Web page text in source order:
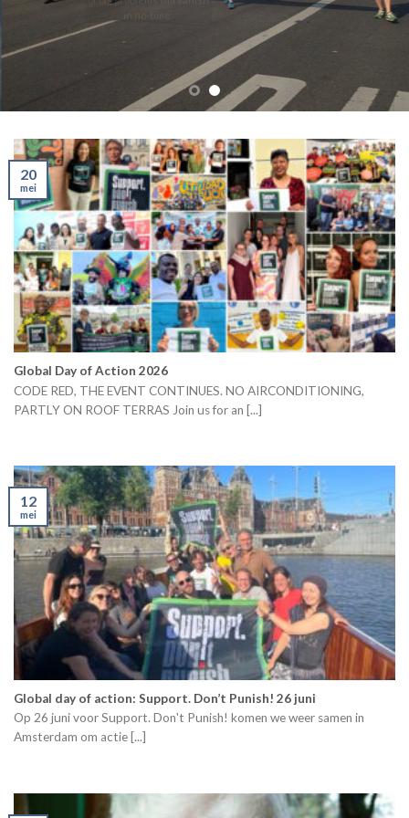
Global Day of Action 2026
CODE RED, THE EVENT CONTINUES. NO AIRCONDITIONING,
PARTLY ON ROOF TERRAS Join us for an [...]
20
mei
Global day of action: Support. Don’t Punish! 26 juni
Op 26 juni voor Support. Don't Punish! komen we weer samen in
Amsterdam om actie [...]
12
mei